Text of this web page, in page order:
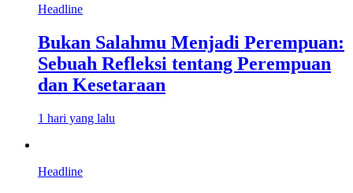
Headline
Bukan Salahmu Menjadi Perempuan:
Sebuah Refleksi tentang Perempuan
dan Kesetaraan
1 hari yang lalu
Headline